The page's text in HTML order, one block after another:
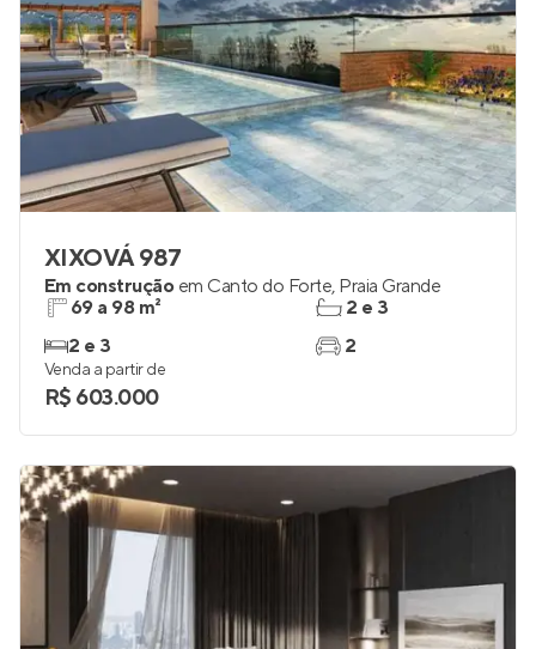
XIXOVÁ 987
Em construção em Canto do Forte, Praia Grande
69 a 98 m²
2 e 3
2 e 3
2
Venda a partir de
R$ 603.000